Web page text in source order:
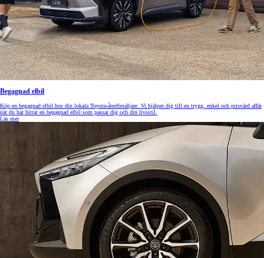
Begagnad elbil
Köp en begagnad elbil hos din lokala Toyota-återförsäljare. Vi hjälper dig till en trygg, enkel och prisvärd affär
när du har hittat en begagnad elbil som passar dig och din livsstil.
Läs mer